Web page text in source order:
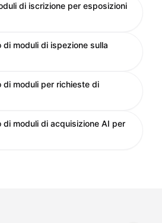
di iscrizione per esposizioni
di moduli di ispezione sulla
di moduli per richieste di
di moduli di acquisizione AI per